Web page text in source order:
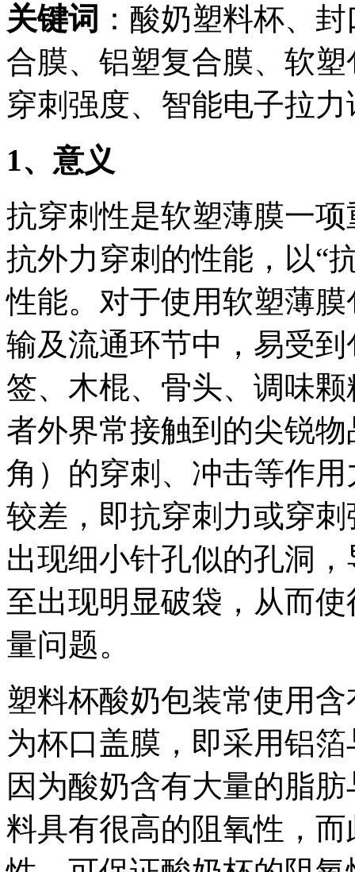
关键词 ：酸奶塑料杯、
合膜、铝塑复合膜、软
穿刺强度、智能电子拉
1、意义
抗穿刺性是软塑薄膜一
抗外力穿刺的性能，以“
性能。对于使用软塑薄
输及流通环节中，易受
签、木棍、骨头、调味
者外界常接触到的尖锐
角）的穿刺、冲击等作
较差，即抗穿刺力或穿
出现细小针孔似的孔洞
至出现明显破袋，从而
量问题。
塑料杯酸奶包装常使用
为杯口盖膜，即采用铝
因为酸奶含有大量的脂
料具有很高的阻氧性，